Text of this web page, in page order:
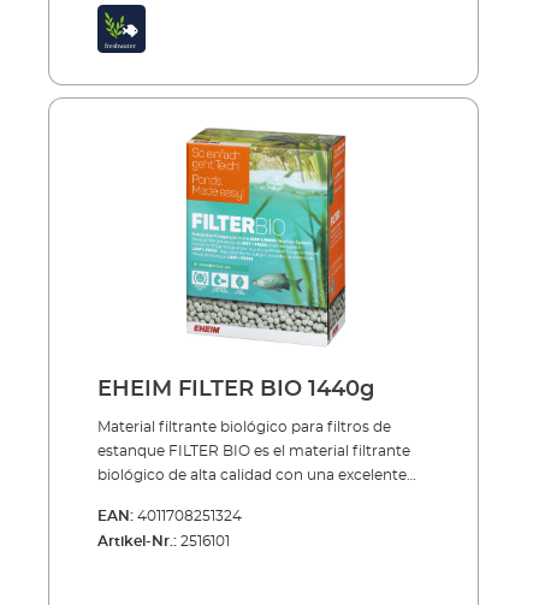
sustancias nocivas. Las esponjas pueden
utilizarse varias veces. Durante la limpieza
cuidado, para que no se destruyan
EHEIM FILTER BIO 1440g
Material filtrante biológico para filtros de
estanque FILTER BIO es el material filtrante
biológico de alta calidad con una excelente
que utilizamos en los sistemas de filtración
PRESS, LOOP y LOOPpro. Este material
EAN: 4011708251324
Artikel-Nr.: 2516101